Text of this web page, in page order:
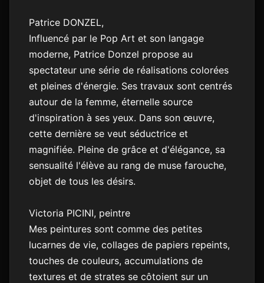
Patrice DONZEL,
Influencé par le Pop Art et son langage
moderne, Patrice Donzel propose au
spectateur une série de réalisations colorées
et pleines d'énergie. Ses travaux sont centrés
autour de la femme, éternelle source
d'inspiration à ses yeux. Dans son œuvre,
cette dernière se veut séductrice et
magnifiée. Pleine de grâce et d'élégance, sa
sensualité l'élève au rang de muse farouche,
objet de tous les désirs.
Victoria PICINI, peintre
Mes peintures sont comme des petites
lucarnes de vie, collages de papiers repeints,
touches de couleurs, accumulations de
textures et de strates se côtoient sur un